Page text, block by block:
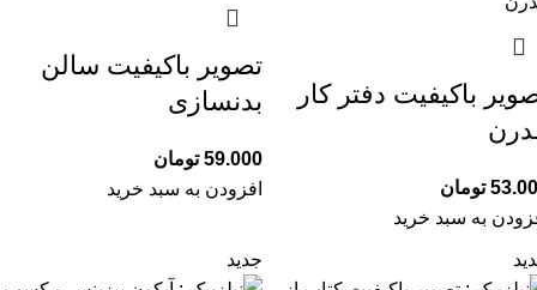
باکیفیت دفتر کار
تومان
به سبد خرید
تصویر باکیفیت سالن
بدنسازی
59.000 تومان
افزودن به سبد خرید
جدید